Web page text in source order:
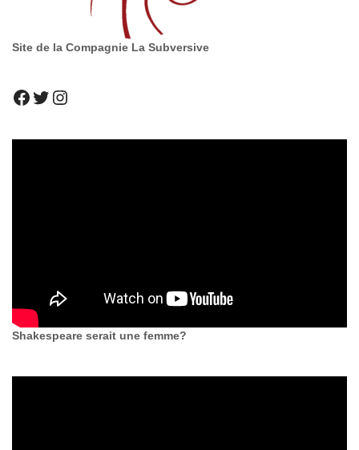
Site de la Compagnie La Subversive
Shakespeare serait une femme?